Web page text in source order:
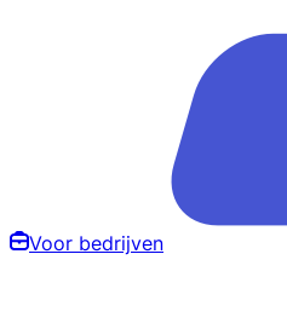
Voor bedrijven